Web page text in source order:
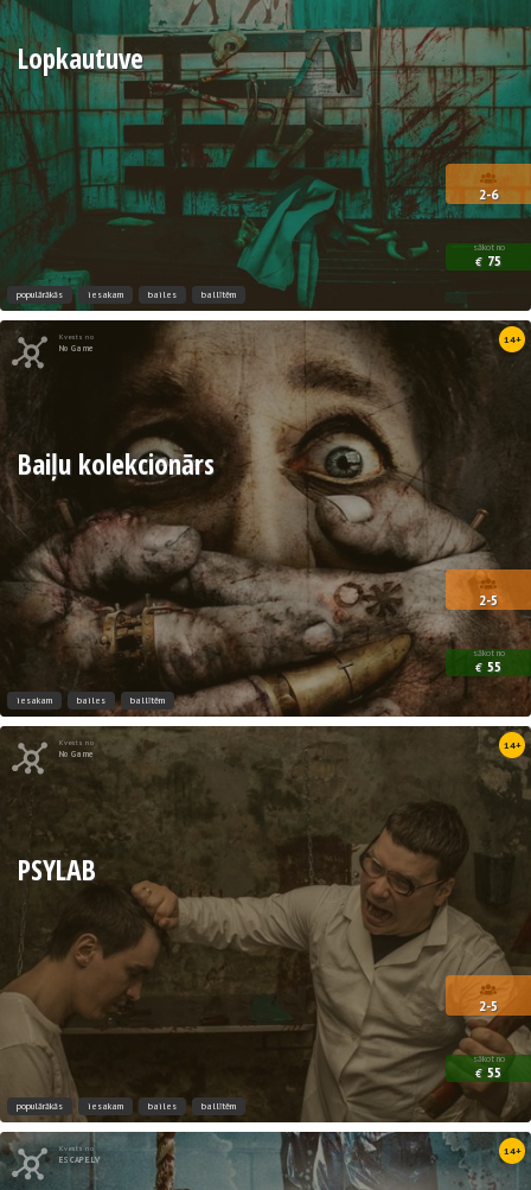
2-6
sākot no
€ 75
Lopkautuve
populārākās iesakam bailes ballītēm
Kvests no
No Game
14+
2-5
sākot no
€ 55
Baiļu kolekcionārs
iesakam bailes ballītēm
Kvests no
No Game
14+
2-5
sākot no
€ 55
PSYLAB
populārākās iesakam bailes ballītēm
Kvests no
ESCAPE.LV
14+